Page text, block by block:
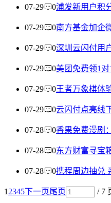
07-29 0浦发新用户积
07-29 0南方基金加企
07-29 0深圳云闪付用
07-29 0美团免费领1
07-29 0王者万象棋体
07-29 0云闪付点亮线
07-28 0香果免费漫剧
07-28 0东方财富寻宝
07-28 0携程周边抽兑
1 2345下一页尾页 / 7